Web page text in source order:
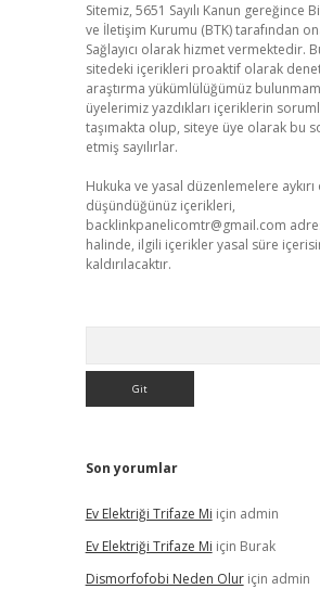
Sitemiz, 5651 Sayılı Kanun gereğince
ve İletişim Kurumu (BTK) tarafından
Sağlayıcı olarak hizmet vermektedir.
sitedeki içerikleri proaktif olarak
araştırma yükümlülüğümüz
üyelerimiz yazdıkları içeriklerin
taşımakta olup, siteye üye olarak bu
etmiş sayılırlar.
Hukuka ve yasal düzenlemelere
düşündüğünüz içerikleri,
backlinkpanelicomtr@gmail.com
halinde, ilgili içerikler yasal süre
kaldırılacaktır.
Son yorumlar
Ev Elektriği Trifaze Mi için admin
Ev Elektriği Trifaze Mi için Burak
Dismorfofobi Neden Oluriçin admin